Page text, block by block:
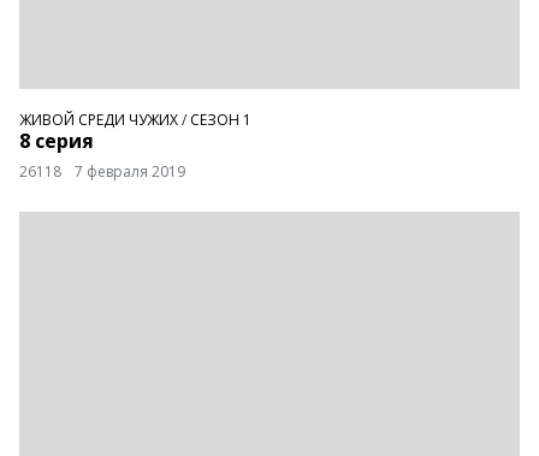
ЖИВОЙ СРЕДИ ЧУЖИХ/ СЕЗОН 1
8 серия
26118 7 февраля 2019